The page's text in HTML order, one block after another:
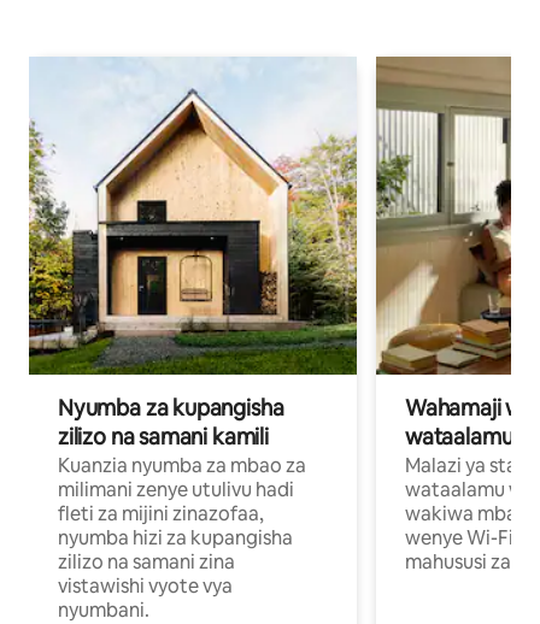
Nyumba za kupangisha
zilizo na samani kamili
Kuanzia nyumba za mbao za
milimani zenye utulivu hadi
fleti za mijini zinazofaa,
nyumba hizi za kupangisha
zilizo na samani zina
vistawishi vyote vya
nyumbani.
Wahamaji
wataalamu
Malazi ya
wataalamu
wakiwa mbali
wenye Wi-Fi
mahususi za